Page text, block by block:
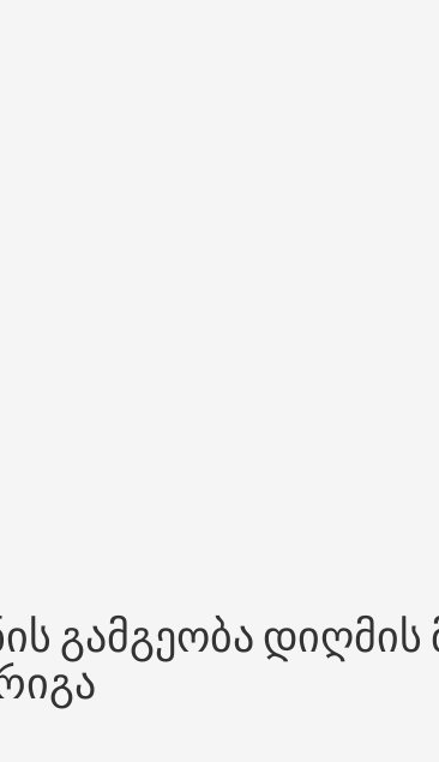
გამგეობა